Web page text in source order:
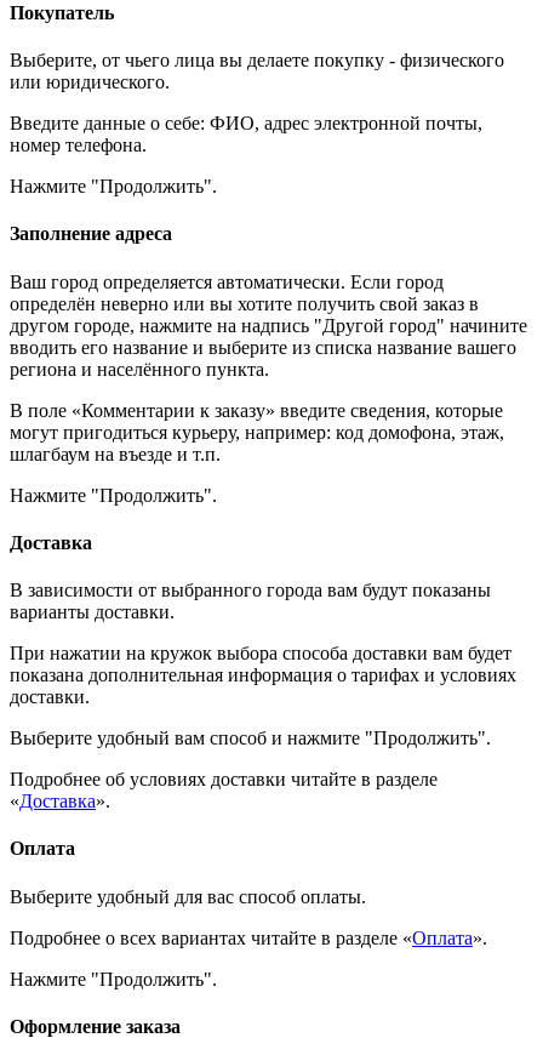
Покупатель
Выберите, от чьего лица вы делаете покупку - физического
или юридического.
Введите данные о себе: ФИО, адрес электронной почты,
номер телефона.
Нажмите "Продолжить".
Заполнение адреса
Ваш город определяется автоматически. Если город
определён неверно или вы хотите получить свой заказ в
другом городе, нажмите на надпись "Другой город" начините
вводить его название и выберите из списка название вашего
региона и населённого пункта.
В поле «Комментарии к заказу» введите сведения, которые
могут пригодиться курьеру, например: код домофона, этаж,
шлагбаум на въезде и т.п.
Нажмите "Продолжить".
Доставка
В зависимости от выбранного города вам будут показаны
варианты доставки.
При нажатии на кружок выбора способа доставки вам будет
показана дополнительная информация о тарифах и условиях
доставки.
Выберите удобный вам способ и нажмите "Продолжить".
Подробнее об условиях доставки читайте в разделе
«Доставка».
Оплата
Выберите удобный для вас способ оплаты.
Подробнее о всех вариантах читайте в разделе «Оплата».
Нажмите "Продолжить".
Оформление заказа